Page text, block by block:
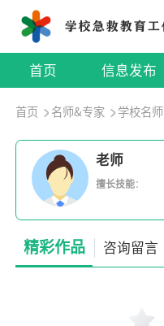
首页 信息发布
首页 名师&专家 学校名师
老师
擅长技能：
精彩作品 咨询留言